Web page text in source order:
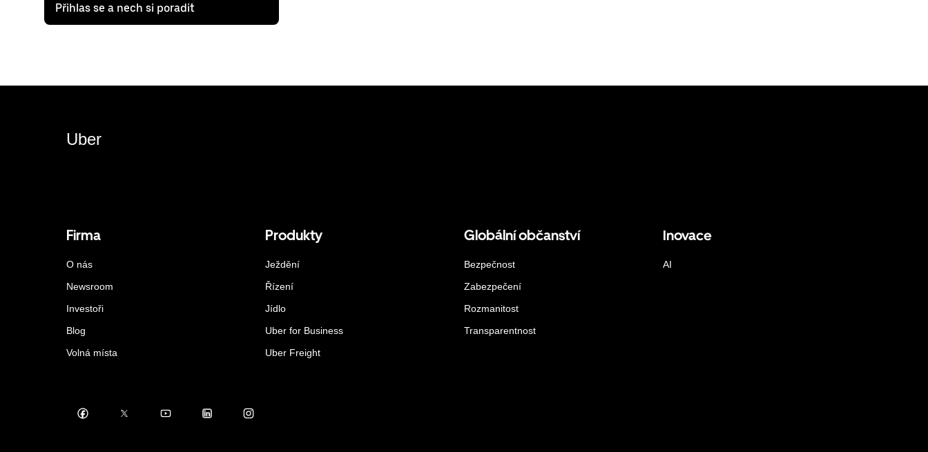
Přihlas se a nech si poradit
Uber
Firma
O nás
Newsroom
Investoři
Blog
Volná místa
Produkty
Ježdění
Řízení
Jídlo
Uber for Business
Uber Freight
Globální občanství
Bezpečnost
Zabezpečení
Rozmanitost
Transparentnost
Inovace
AI